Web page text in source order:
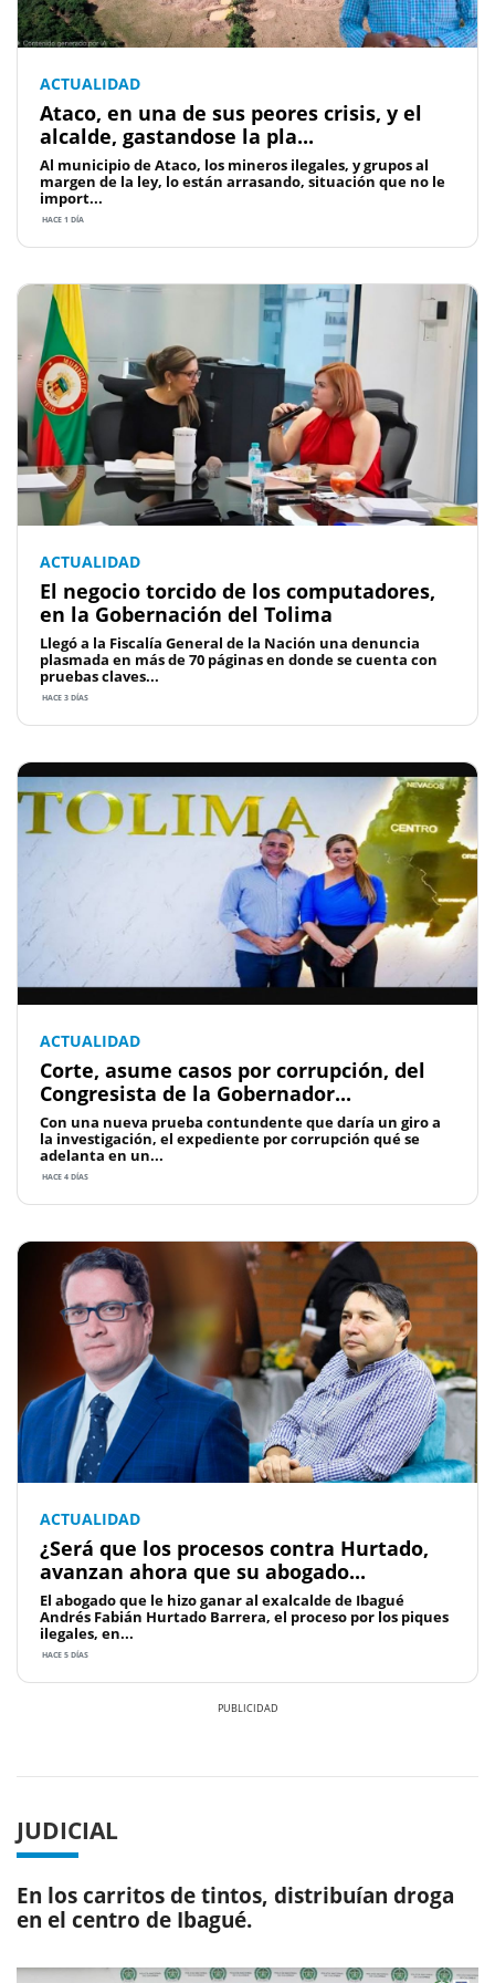
ACTUALIDAD
Ataco, en una de sus peores crisis, y el
alcalde, gastandose la pla...
Al municipio de Ataco, los mineros ilegales, y grupos al
margen de la ley, lo están arrasando, situación que no le
import...
HACE 1 DÍA
ACTUALIDAD
El negocio torcido de los computadores,
en la Gobernación del Tolima
Llegó a la Fiscalía General de la Nación una denuncia
plasmada en más de 70 páginas en donde se cuenta con
pruebas claves...
HACE 3 DÍAS
ACTUALIDAD
Corte, asume casos por corrupción, del
Congresista de la Gobernador...
Con una nueva prueba contundente que daría un giro a
la investigación, el expediente por corrupción qué se
adelanta en un...
HACE 4 DÍAS
ACTUALIDAD
¿Será que los procesos contra Hurtado,
avanzan ahora que su abogado...
El abogado que le hizo ganar al exalcalde de Ibagué
Andrés Fabián Hurtado Barrera, el proceso por los piques
ilegales, en...
HACE 5 DÍAS
JUDICIAL
En los carritos de tintos, distribuían droga
en el centro de Ibagué.